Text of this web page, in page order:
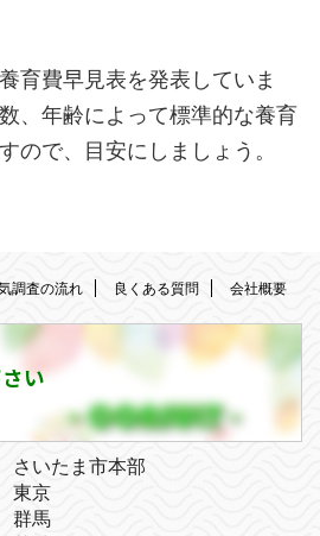
育費早見表を発表していま
、年齢によって標準的な養育
ので、目安にしましょう。
調査の流れ 良くある質問 会社概要
い
さいたま市本部
東京
群馬